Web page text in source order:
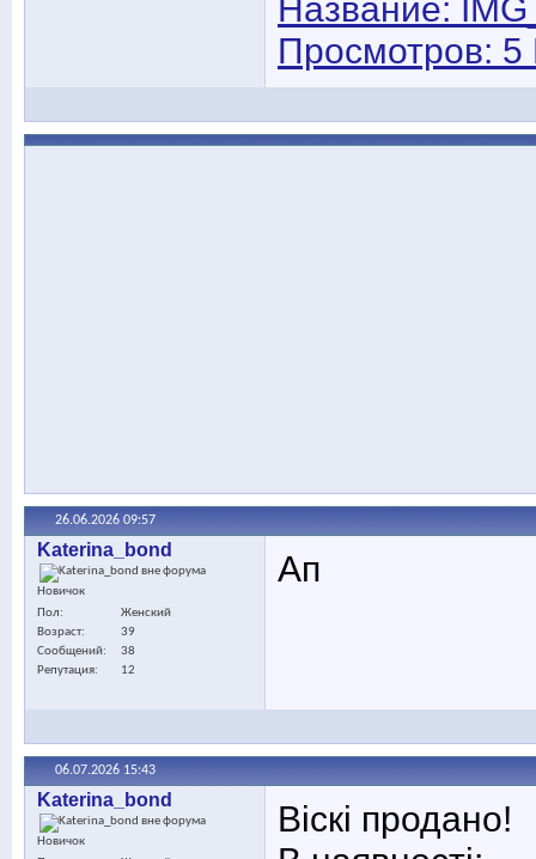
26.06.2026 09:57
Katerina_bond
Новичок
Пол
Женский
Возраст
39
Сообщений
38
Репутация
12
Ап
06.07.2026 15:43
Katerina_bond
Новичок
Віскі продано!